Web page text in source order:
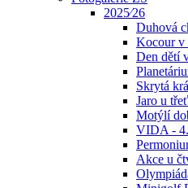
2025⁄26
Duhová
Kocour v
Den dětí
Skrytá
Jaro u
Motýlí
VIDA -
Akce u